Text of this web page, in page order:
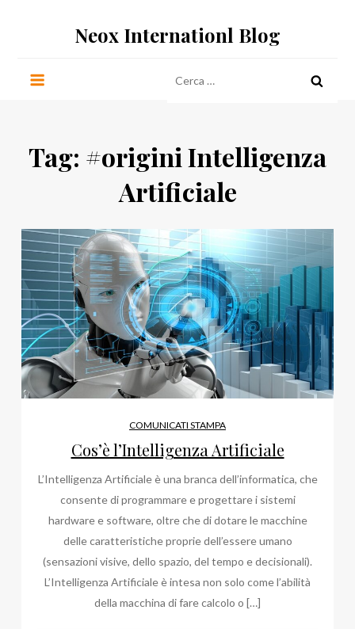
Neox Internationl Blog
per:
Tag: #origini Intelligenza
Artificiale
COMUNICATI STAMPA
Cos’è l’Intelligenza Artificiale
L’Intelligenza Artificiale è una branca dell’informatica, che
consente di programmare e progettare i sistemi
hardware e software, oltre che di dotare le macchine
delle caratteristiche proprie dell’essere umano
(sensazioni visive, dello spazio, del tempo e decisionali).
L’Intelligenza Artificiale è intesa non solo come l’abilità
della macchina di fare calcolo o […]